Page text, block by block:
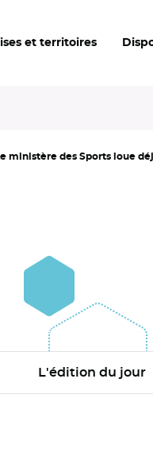
et territoires
ministère des Sports loue
L'édition du jour